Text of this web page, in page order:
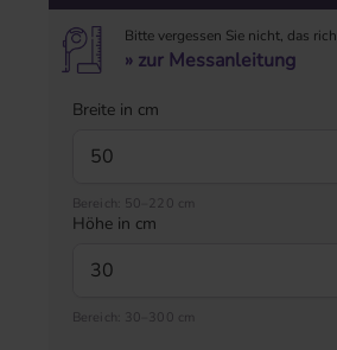
Bitte vergessen Sie nicht, das
» zur Messanleitung
Breite in cm
Bereich: 50–220 cm
Höhe in cm
Bereich: 30–300 cm